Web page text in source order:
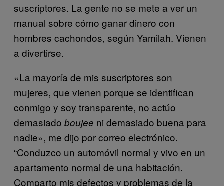
suscriptores. La gente no se mete a ver un
manual sobre cómo ganar dinero con
hombres cachondos, según Yamilah. Vienen
a divertirse.
«La mayoría de mis suscriptores son
mujeres, que vienen porque se identifican
conmigo y soy transparente, no actúo
demasiado boujee ni demasiado buena para
nadie», me dijo por correo electrónico.
“Conduzco un automóvil normal y vivo en un
apartamento normal de una habitación.
Comparto mis defectos y problemas de la